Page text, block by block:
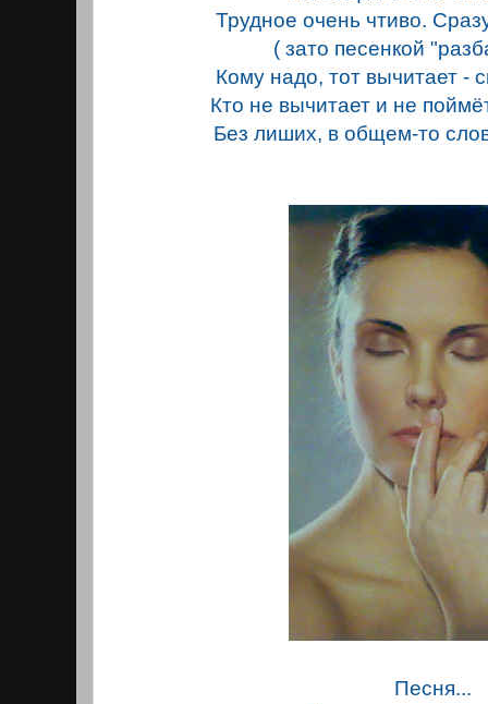
Трудное очень чтиво.
( зато песенкой
Кому надо, тот вычитает -
Кто не вычитает и не
Без лиших, в общем-то
Песня...